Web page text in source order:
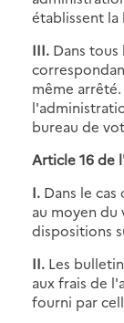
établissent la
III. Dans tous
même
bureau de
Article 16 de
I. Dans le
au moyen
dispositions
II. Les
aux frais de
fourni par